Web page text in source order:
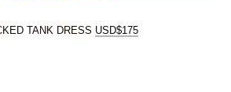
TANK DRESS USD$175